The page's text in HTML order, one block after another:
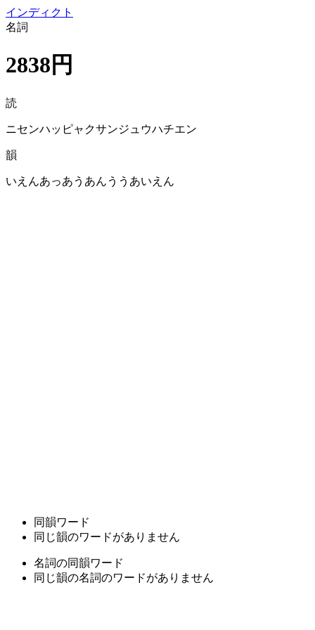
インディクト
名詞
2838円
読
ニセンハッピャクサンジュウハチエン
韻
いえんあっあうあんううあいえん
同韻ワード
同じ韻のワードがありません
名詞の同韻ワード
同じ韻の名詞のワードがありません